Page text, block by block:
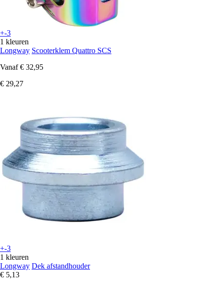
+-3
1 kleuren
Longway Scooterklem Quattro SCS
Vanaf € 32,95
€ 29,27
+-3
1 kleuren
Longway Dek afstandhouder
€ 5,13